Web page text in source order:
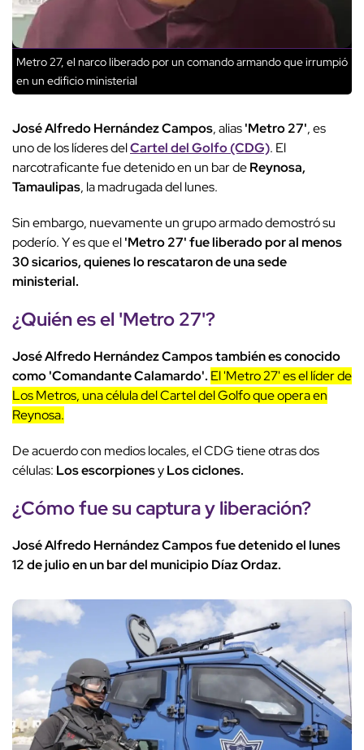
Metro 27, el narco liberado por un comando armando que irrumpió
en un edificio ministerial
José Alfredo Hernández Campos, alias'Metro 27', es
uno de los líderes delCartel del Golfo (CDG). El
narcotraficante fue detenido en un bar deReynosa,
Tamaulipas, la madrugada del lunes.
Sin embargo, nuevamente un grupo armado demostró su
poderío. Y es que el'Metro 27' fue liberado por al menos
30 sicarios, quienes lo rescataron de una sede
ministerial.
¿Quién es el 'Metro 27'?
José Alfredo Hernández Campos también es conocido
como 'Comandante Calamardo'. El 'Metro 27' es el líder de
Los Metros, una célula del Cartel del Golfo que opera en
Reynosa.
De acuerdo con medios locales, el CDG tiene otras dos
células: Los escorpionesyLos ciclones.
¿Cómo fue su captura y liberación?
José Alfredo Hernández Campos fue detenido el lunes
12 de julio en un bar del municipio Díaz Ordaz.